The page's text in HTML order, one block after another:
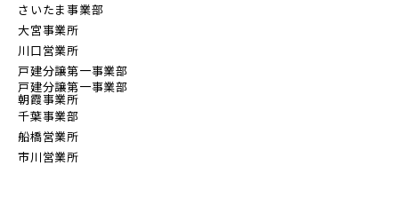
さいたま事業部
大宮事業所
川口営業所
戸建分譲第一事業部
戸建分譲第一事業部
朝霞事業所
千葉事業部
船橋営業所
市川営業所